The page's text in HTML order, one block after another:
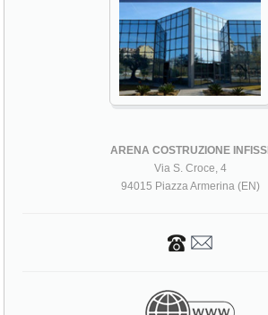
ARENA COSTRUZIONE INFISSI
Via S. Croce, 4
94015 Piazza Armerina (EN)